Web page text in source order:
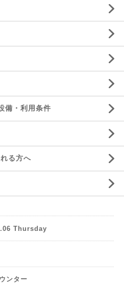
備・利用条件
る方へ
Thursday
ンター